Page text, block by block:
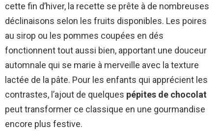
cette fin d’hiver, la recette se prête à de nombreuses
déclinaisons selon les fruits disponibles. Les poires
au sirop ou les pommes coupées en dés
fonctionnent tout aussi bien, apportant une douceur
automnale qui se marie à merveille avec la texture
lactée de la pâte. Pour les enfants qui apprécient les
contrastes, l’ajout de quelques pépites de chocolat
peut transformer ce classique en une gourmandise
encore plus festive.